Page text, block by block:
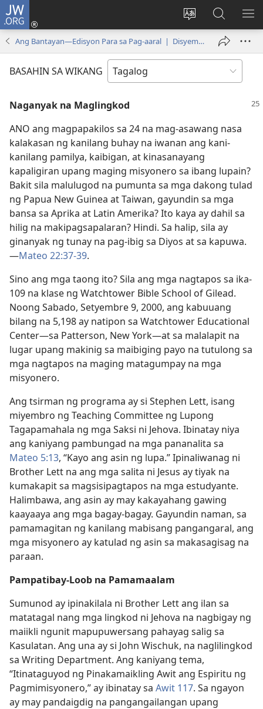
JW.ORG
Baguhin
ng
Mag-
log
In
(may
bubukas
sa
JW.ORG
Ang Bantayan—Edisyon Para sa Pag-aaral | Disyembre 15, 2000
BASAHIN SA WIKANG
Naganyak na Maglingkod
ANO ang magpapakilos sa 24 na mag-asawang nasa
kalakasan ng kanilang buhay na iwanan ang kani-
kanilang pamilya, kaibigan, at kinasanayang
kapaligiran upang maging misyonero sa ibang lupain?
Bakit sila malulugod na pumunta sa mga dakong tulad
ng Papua New Guinea at Taiwan, gayundin sa mga
bansa sa Aprika at Latin Amerika? Ito kaya ay dahil sa
hilig na makipagsapalaran? Hindi. Sa halip, sila ay
ginanyak ng tunay na pag-ibig sa Diyos at sa kapuwa.​
—Mateo 22:37-​39.
Sino ang mga taong ito? Sila ang mga nagtapos sa ika-
109 na klase ng Watchtower Bible School of Gilead.
Noong Sabado, Setyembre 9, 2000, ang kabuuang
bilang na 5,198 ay natipon sa Watchtower Educational
Center​—sa Patterson, New York​—at sa malalapit na
lugar upang makinig sa maibiging payo na tutulong sa
mga nagtapos na maging matagumpay na mga
misyonero.
Ang tsirman ng programa ay si Stephen Lett, isang
miyembro ng Teaching Committee ng Lupong
Tagapamahala ng mga Saksi ni Jehova. Ibinatay niya
ang kaniyang pambungad na mga pananalita sa
Mateo 5:13, “Kayo ang asin ng lupa.” Ipinaliwanag ni
Brother Lett na ang mga salita ni Jesus ay tiyak na
kumakapit sa magsisipagtapos na mga estudyante.
Halimbawa, ang asin ay may kakayahang gawing
kaayaaya ang mga bagay-bagay. Gayundin naman, sa
pamamagitan ng kanilang mabisang pangangaral, ang
mga misyonero ay katulad ng asin sa makasagisag na
paraan.
Pampatibay-Loob na Pamamaalam
Sumunod ay ipinakilala ni Brother Lett ang ilan sa
matatagal nang mga lingkod ni Jehova na nagbigay ng
maiikli ngunit mapupuwersang pahayag salig sa
Kasulatan. Ang una ay si John Wischuk, na naglilingkod
sa Writing Department. Ang kaniyang tema,
“Itinataguyod ng Pinakamaikling Awit ang Espiritu ng
Pagmimisyonero,” ay ibinatay sa Awit 117. Sa ngayon
ay may pandaigdig na pangangailangan upang